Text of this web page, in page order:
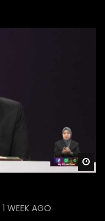
1 WEEK AGO